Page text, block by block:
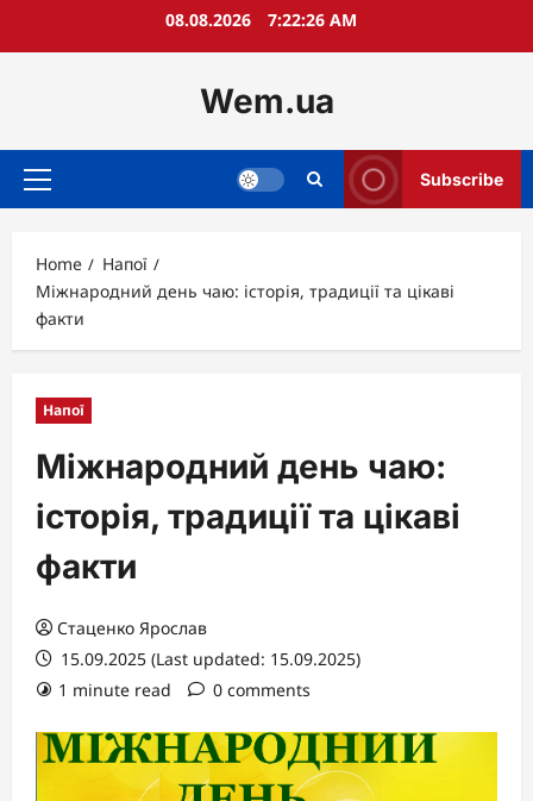
08.08.2026 7:22:27 AM
Wem.ua
Primary
Subscribe
Home
Напої
Міжнародний день чаю: історія, традиції та цікаві
факти
Напої
Міжнародний день чаю:
історія, традиції та цікаві
факти
Стаценко Ярослав
15.09.2025 (Last updated: 15.09.2025)
1 minute read
0 comments